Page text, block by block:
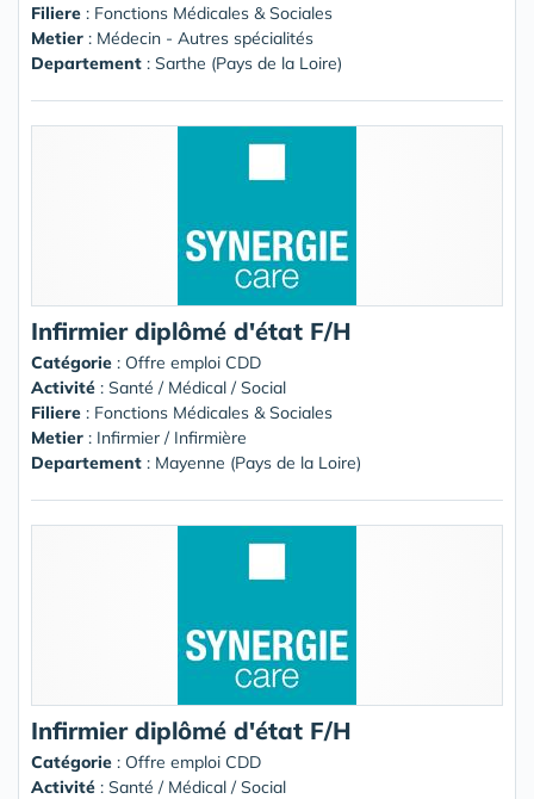
Filiere : Fonctions Médicales & Sociales
Metier : Médecin - Autres spécialités
Departement : Sarthe (Pays de la Loire)
Infirmier diplômé d'état F/H
Catégorie : Offre emploi CDD
Activité : Santé / Médical / Social
Filiere : Fonctions Médicales & Sociales
Metier : Infirmier / Infirmière
Departement : Mayenne (Pays de la Loire)
Infirmier diplômé d'état F/H
Catégorie : Offre emploi CDD
Activité : Santé / Médical / Social